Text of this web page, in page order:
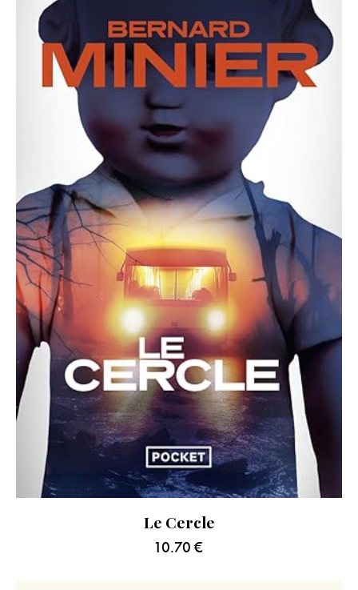
Le Cercle
10.70 €